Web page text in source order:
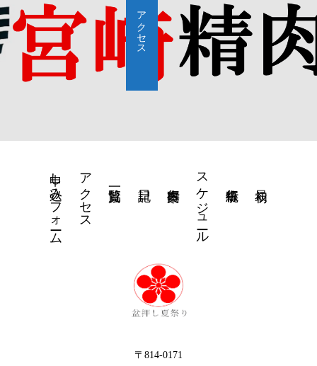
アクセス
スケジュール
アクセス
申し込みフォーム
〒814-0171